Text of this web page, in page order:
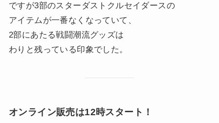
ですが3部のスターダストクルセイダースの
アイテムが一番なくなっていて、
2部にあたる戦闘潮流グッズは
わりと残っている印象でした。
オンライン販売は12時スタート！